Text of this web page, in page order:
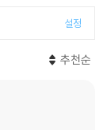
설정
추천순